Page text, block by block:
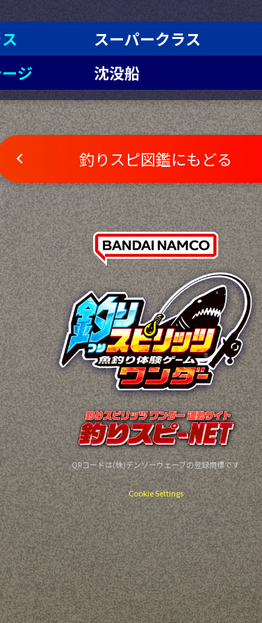
スーパークラス
ジ
沈没船
釣りスピ図鑑にもどる
QRコードは(株)デンソーウェーブの登録商標です
Cookie Settings